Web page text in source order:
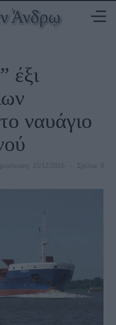
έξι
ναυάγιο
25/12/2016 Σχόλια: 0